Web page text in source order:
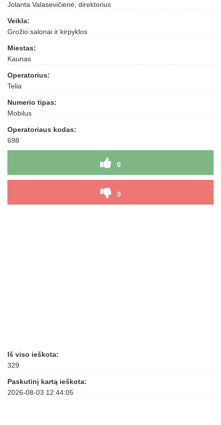
Jolanta Valasevičienė, direktorius
Veikla:
Grožio salonai ir kirpyklos
Miestas:
Kaunas
Operatorius:
Telia
Numerio tipas:
Mobilus
Operatoriaus kodas:
698
0
0
Iš viso ieškota:
329
Paskutinį kartą ieškota:
2026-08-03 12:44:05